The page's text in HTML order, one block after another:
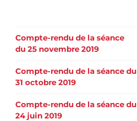
Compte-rendu de la séance
du 25 novembre 2019
Compte-rendu de la séance du
31 octobre 2019
Compte-rendu de la séance du
24 juin 2019